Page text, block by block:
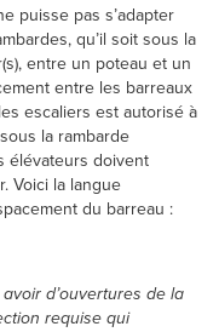
puisse pas s’adapter
qu’il soit sous la
entre un poteau et un
entre les barreaux
escaliers est autorisé à
la rambarde
élévateurs doivent
Voici la langue
du barreau :
d’ouvertures de la
requise qui